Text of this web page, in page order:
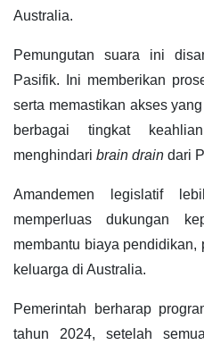
Australia.
Pemungutan suara ini
Pasifik. Ini memberikan
serta memastikan akses
berbagai tingkat
menghindari brain drain dari
Amandemen legislatif
memperluas dukungan
membantu biaya pendidikan,
keluarga di Australia.
Pemerintah berharap
tahun 2024, setelah